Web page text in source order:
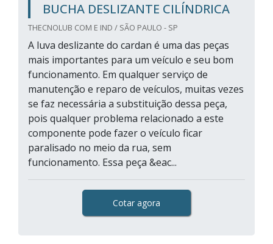
BUCHA DESLIZANTE CILÍNDRICA
THECNOLUB COM E IND / SÃO PAULO - SP
A luva deslizante do cardan é uma das peças
mais importantes para um veículo e seu bom
funcionamento. Em qualquer serviço de
manutenção e reparo de veículos, muitas vezes
se faz necessária a substituição dessa peça,
pois qualquer problema relacionado a este
componente pode fazer o veículo ficar
paralisado no meio da rua, sem
funcionamento. Essa peça &eac...
Cotar agora